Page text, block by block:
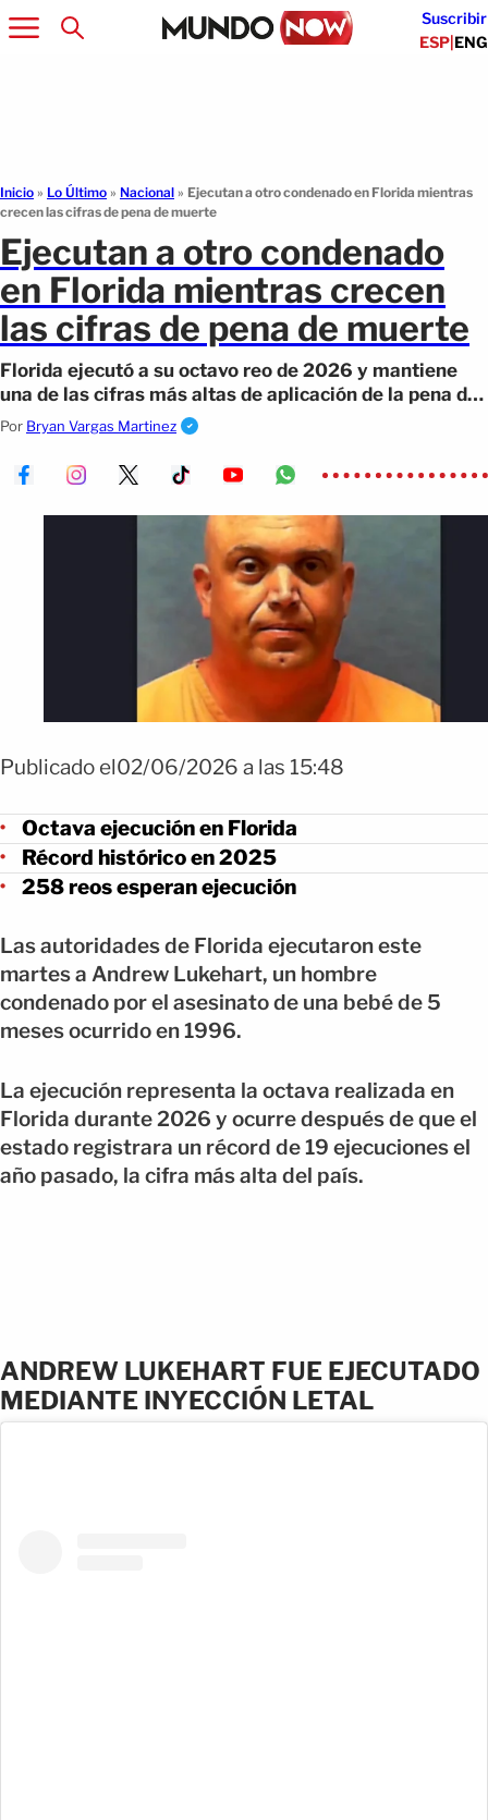
Suscribir
ESP|ENG
Inicio » Lo Último » Nacional » Ejecutan a otro condenado en Florida mientras
crecen las cifras de pena de muerte
Ejecutan a otro condenado
en Florida mientras crecen
las cifras de pena de muerte
Florida ejecutó a su octavo reo de 2026 y mantiene
una de las cifras más altas de aplicación de la pena de
muerte en Estados Unidos.
Por Bryan Vargas Martinez
Publicado el02/06/2026 a las 15:48
Octava ejecución en Florida
Récord histórico en 2025
258 reos esperan ejecución
Las autoridades de Florida ejecutaron este
martes a Andrew Lukehart, un hombre
condenado por el asesinato de una bebé de 5
meses ocurrido en 1996.
La ejecución representa la octava realizada en
Florida durante 2026 y ocurre después de que el
estado registrara un récord de 19 ejecuciones el
año pasado, la cifra más alta del país.
ANDREW LUKEHART FUE EJECUTADO
MEDIANTE INYECCIÓN LETAL